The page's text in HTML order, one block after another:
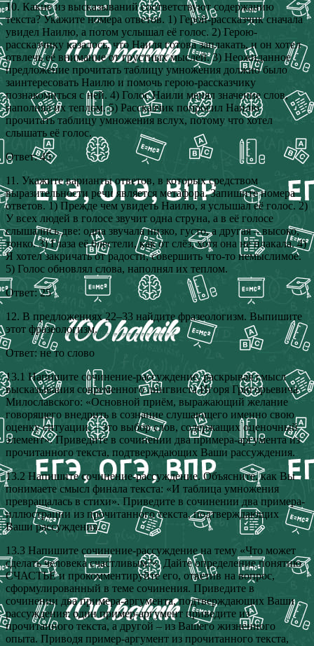
10. Какие из высказываний соответствуют содержанию
текста? Укажите номера ответов. 1) Герой-рассказчик сначала
увидел Наилю, а потом услышал её голос. 2) Герою-
рассказчику казалось, что Наиля готова заплакать, и он хотел
отвлечь её внимание от грустных мыслей. 3) Неожиданное
предложение прочитать таблицу умножения должно было
заинтересовать Наилю и помочь герою-рассказчику
познакомиться с ней. 4) Голос Наили менял значение слов,
наполнял их теплом. 5) Рассказчик попросил Наилю
прочитать таблицу умножения вслух, потому что хотел
слышать её голос.
Ответ: 45
11. Укажите варианты ответов, в которых средством
выразительности речи является метафора. Запишите номера
ответов. 1) Прежде чем увидеть Наилю, я услышал её голос. 2)
У всех людей в голосе звучит одна струна, а в её голосе
слышались две: одна звучала низко, густо, а другая – высоко,
тонко. 3) Глаза её блестели, как от слёз, хотя она не плакала. 4)
Я хотел закричать от радости, совершить что-то немыслимое.
5) Голос обновлял слова, наполнял их теплом.
Ответ: 25
12. В предложениях 22–33 найдите фразеологизм. Выпишите
этот фразеологизм.
Ответ: не то слово
13.1 Напишите сочинение-рассуждение, раскрывая смысл
высказывания современного лингвиста Игоря Григорьевича
Милославского: «Основной приём, выражающий желание
говорящего внедрить в сознание слушающего именно свою
оценку ситуации, – это выбор слов, содержащих оценочный
элемент». Приведите в сочинении два примера-аргумента из
прочитанного текста, подтверждающих Ваши рассуждения.
13.2 Напишите сочинение-рассуждение. Объясните, как Вы
понимаете смысл финала текста: «И таблица умножения
превращалась в стихи». Приведите в сочинении два примера-
иллюстрации из прочитанного текста, подтверждающих
Ваши рассуждения.
13.3 Напишите сочинение-рассуждение на тему «Что может
сделать человека счастливым?». Дайте определение понятию
СЧАСТЬЕ и прокомментируйте его, ответив на вопрос,
сформулированный в теме сочинения. Приведите в
сочинении два примера-аргумента, подтверждающих Ваши
рассуждения: один пример-аргумент приведите из
прочитанного текста, а другой – из Вашего жизненного
опыта. Приводя пример-аргумент из прочитанного текста,